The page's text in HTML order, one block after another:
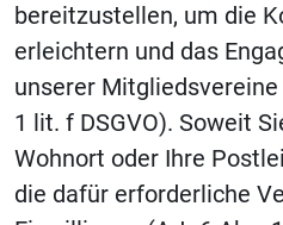
bereitzustellen, um die
erleichtern und das
unserer
1 lit. f DSGVO). Soweit
Wohnort oder Ihre
die dafür erforderliche